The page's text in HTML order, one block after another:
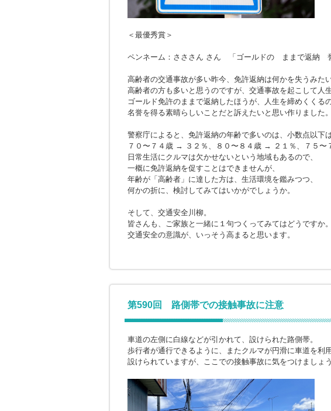
＜最優秀賞＞
ペンネーム：さささん さん 「ゴールドの ままで返納
高齢者の交通事故が多い昨今、免許返納は何かを失うみた
高齢者の方も多いと思うのですが、交通事故を起こして人
ゴールド免許のままで返納したほうが、人生を締めくくる
名誉を得る素晴らしいことだと訴えたいと思い作りました。
警察庁によると、免許返納の年齢で多いのは、小数点以下
７０〜７４歳 → ３２％、８０〜８４歳 → ２１％、７５〜
日常生活にクルマは欠かせないという地域もあるので、
一概に免許返納を促すことはできませんが、
年齢が「高齢者」に達した方は、生活環境を鑑みつつ、
何かの折に、検討してみてはいかがでしょうか。
そして、交通安全川柳。
皆さんも、ご家族と一緒に１句つくってみてはどうですか。
交通安全の意識が、いっそう高まると思います。
第590回 路側帯での接触事故に注意
車道の左側に白線などが引かれて、設けられた路側帯。
歩行者が通行できるように、またクルマが円滑に車道を利
設けられていますが、ここでの接触事故に気をつけましょう